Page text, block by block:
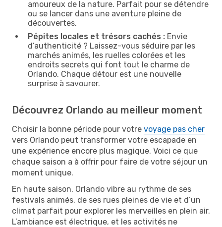
amoureux de la nature. Parfait pour se détendre
ou se lancer dans une aventure pleine de
découvertes.
Pépites locales et trésors cachés : Envie
d’authenticité ? Laissez-vous séduire par les
marchés animés, les ruelles colorées et les
endroits secrets qui font tout le charme de
Orlando. Chaque détour est une nouvelle
surprise à savourer.
Découvrez Orlando au meilleur moment
Choisir la bonne période pour votre voyage pas cher
vers Orlando peut transformer votre escapade en
une expérience encore plus magique. Voici ce que
chaque saison a à offrir pour faire de votre séjour un
moment unique.
En haute saison, Orlando vibre au rythme de ses
festivals animés, de ses rues pleines de vie et d’un
climat parfait pour explorer les merveilles en plein air.
L’ambiance est électrique, et les activités ne